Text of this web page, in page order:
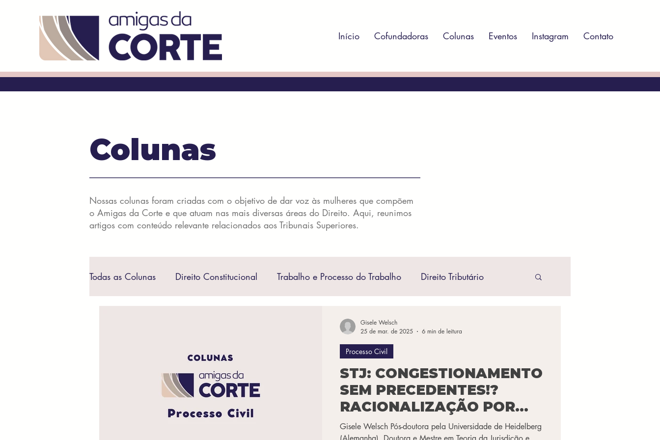
Início Cofundadoras Colunas Eventos Instagram Contato
Colunas
Nossas colunas foram criadas com o objetivo de dar voz às mulheres que compõem
o Amigas da Corte e que atuam nas mais diversas áreas do Direito. Aqui, reunimos
artigos com conteúdo relevante relacionados aos Tribunais Superiores.
Todas as Colunas Direito Constitucional Trabalho e Processo do Trabalho Direito Tributário
Direito Civil Direito Econômico
Direito Marítimo Direito Penal Militar Filosofia do Direito Direito Notorial
Direito de Gênero Direito Notarial
STJ: CONGESTIONAMENTO
SEM PRECEDENTES!?
RACIONALIZAÇÃO POR
PRECEDENTES E I.A.
Gisele Welsch Pós-doutora pela Universidade de Heidelberg
Processo Civil
Gisele Welsch
25 de mar. de 2025
6 min de leitura